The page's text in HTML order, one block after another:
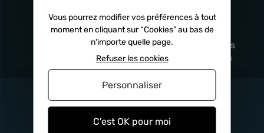
Satisfait
remboursé
Paiement en
x3 fois
Sécurisé, sans frais
Vous pourrez modifier vos préférences à tout
moment en cliquant sur “Cookies” au bas de
n'importe quelle page.
C'est OK pour moi
Refuser les cookies
Personnaliser